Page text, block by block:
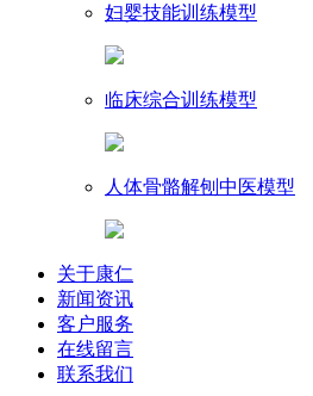
妇婴技能训练模型
临床综合训练模型
人体骨骼解刨中医模型
关于康仁
新闻资讯
客户服务
在线留言
联系我们